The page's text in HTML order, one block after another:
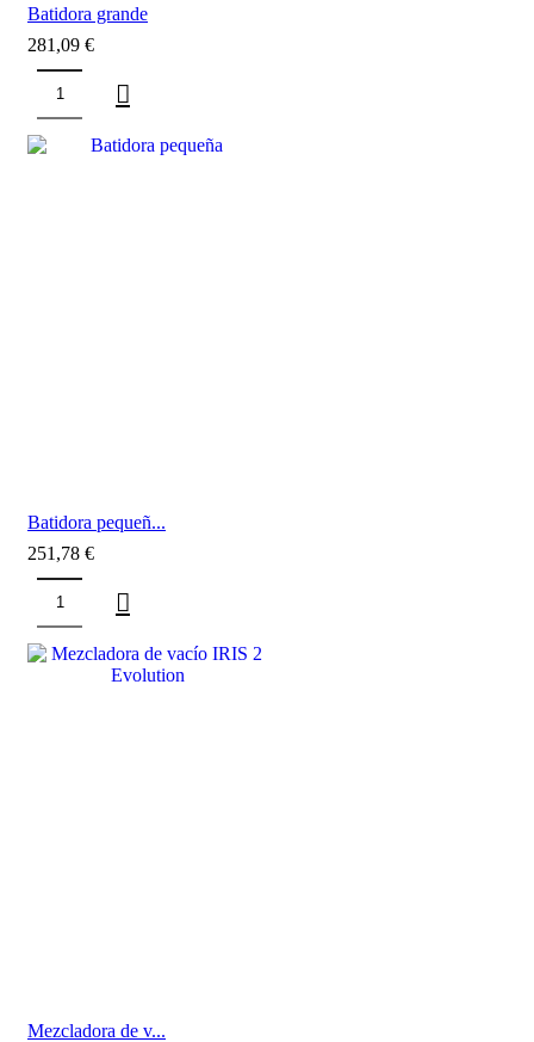
Batidora grande
281,09 €
Batidora pequeñ...
251,78 €
Mezcladora de v...